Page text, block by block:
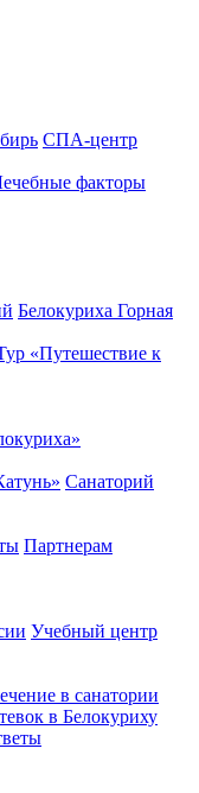
СПА-центр
факторы
Белокуриха Горная
«Путешествие к
Санаторий
Партнерам
Учебный центр
в санатории
в Белокуриху